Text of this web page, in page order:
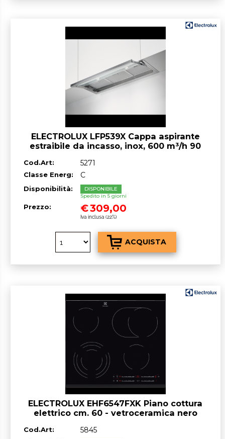
ELECTROLUX LFP539X Cappa aspirante
estraibile da incasso, inox, 600 m³/h 90
Cod.Art: 5271
Classe Energ: C
Disponibilità:
DISPONIBILE
Spedito in 5 giorni
Prezzo: €309,00
Iva inclusa (22%)
ELECTROLUX EHF6547FXK Piano cottura
elettrico cm. 60 - vetroceramica nero
Cod.Art: 5845